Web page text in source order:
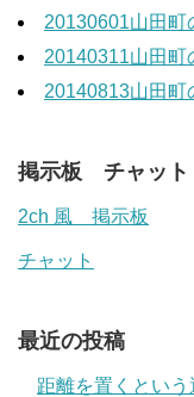
20130601山田町
20140311山田町
20140813山田町
掲示板 チャット
2ch 風 掲示板
チャット
最近の投稿
距離を置くという